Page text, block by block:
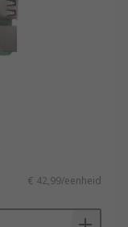
€ 42,99/eenheid